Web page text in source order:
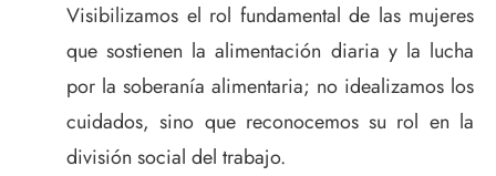
Visibilizamos el rol fundamental de las mujeres
que sostienen la alimentación diaria y la lucha
por la soberanía alimentaria; no idealizamos los
cuidados, sino que reconocemos su rol en la
división social del trabajo.